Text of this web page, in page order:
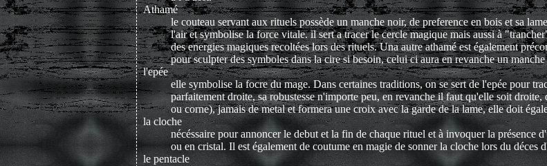
Athamé
le couteau servant aux rituels possède un manche noir, de preference en bois et sa
l'air et symbolise la force vitale. il sert a tracer le cercle magique mais aussi à
des energies magiques recoltées lors des rituels. Una autre athamé est également
pour sculpter des symboles dans la cire si besoin, celui ci aura en revanche un
l'epée
elle symbolise la focre du mage. Dans certaines traditions, on se sert de l'epée pour
parfaitement droite, sa robustesse n'importe peu, en revanche il faut qu'elle soit
ou corne), jamais de metal et formera une croix avec la garde de la lame, elle doit
la cloche
nécéssaire pour annoncer le debut et la fin de chaque rituel et à invoquer la présence
ou en cristal. Il est également de coutume en magie de sonner la cloche lors du déces
le pentacle